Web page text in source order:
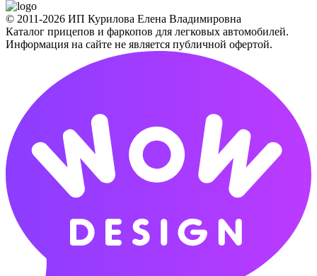
© 2011-2026 ИП Курилова Елена Владимировна
Каталог прицепов и фаркопов для легковых автомобилей.
Информация на сайте не является публичной офертой.